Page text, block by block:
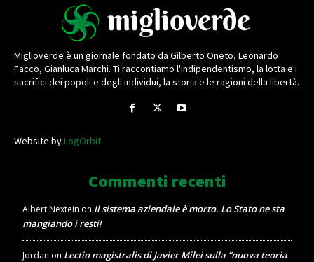
Miglioverde è un giornale fondato da Gilberto Oneto, Leonardo
Facco, Gianluca Marchi. Ti raccontiamo l'indipendentismo, la lotta e i
sacrifici dei popoli e degli individui, la storia e le ragioni della libertà.
Website byLogOrbit
Commenti recenti
Albert Nextein on Il sistema aziendale è morto. Lo Stato ne sta
mangiando i resti!
Jordan on Lectio magistralis di Javier Milei sulla “nuova teoria